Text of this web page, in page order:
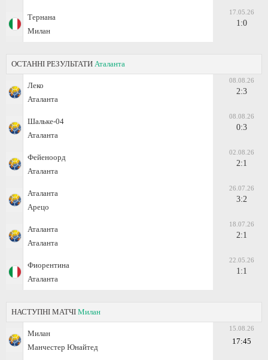
Тернана
Милан
17.05.26
1:0
ОСТАННІ РЕЗУЛЬТАТИ Аталанта
Леко
Аталанта
08.08.26
2:3
Шальке-04
Аталанта
08.08.26
0:3
Фейеноорд
Аталанта
02.08.26
2:1
Аталанта
Арецо
26.07.26
3:2
Аталанта
Аталанта
18.07.26
2:1
Фиорентина
Аталанта
22.05.26
1:1
НАСТУПНІ МАТЧІ Милан
Милан
Манчестер Юнайтед
15.08.26
17:45